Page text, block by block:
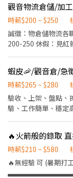
時薪$200 ~ $250
誠徵：物倉儲物流各
200-250 休假：見紅就休 時段
時薪$265 ~ $280
驗收、上架、盤點、揀貨
驗、工作簡單、穩
晚班：16:00-01:00
=255～270 大夜班: 22:00-07:00 時薪➡️230+檔期津貼（35～50）
=265～280 另徵：早/晚/大夜班臨時工，歡迎洽詢！！ ★享勞保、
健保、團保 ★特休假 ★三節禮券 上班地點
🔥火箭般的錄取
時薪$210 ~ $580
🔥無經驗 可 (暑期打